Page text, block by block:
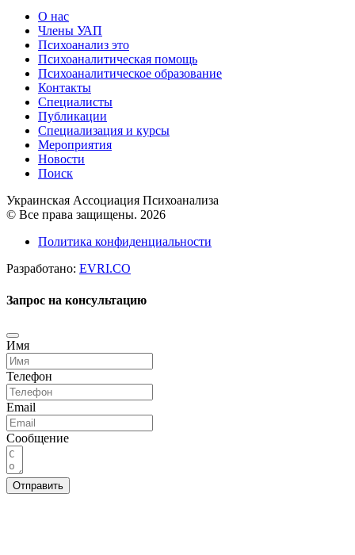
О нас
Члены УАП
Психоанализ это
Психоаналитическая помощь
Психоаналитическое образование
Контакты
Специалисты
Публикации
Специализация и курсы
Мероприятия
Новости
Поиск
Украинская Ассоциация Психоанализа
© Все права защищены. 2026
Политика конфиденциальности
Разработано: EVRI.CO
Запрос на консультацию
Имя
Телефон
Email
Сообщение
Отправить